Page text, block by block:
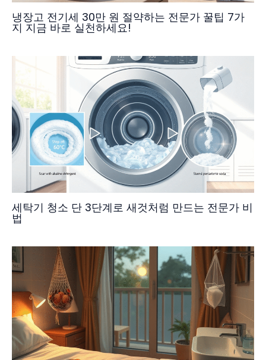
냉장고 전기세 30만 원 절약하는 전문가 꿀팁 7가
지 지금 바로 실천하세요!
세탁기 청소 단 3단계로 새것처럼 만드는 전문가 비
법